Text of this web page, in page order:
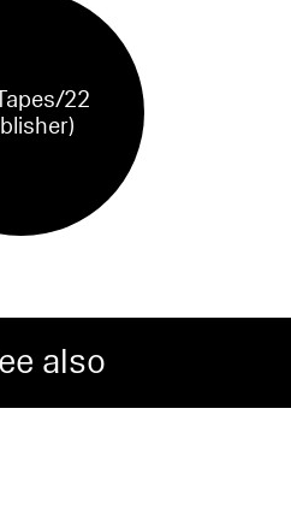
22
also